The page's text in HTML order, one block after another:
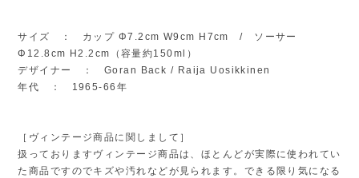
サイズ ： カップ Φ7.2cm W9cm H7cm / ソーサー
Φ12.8cm H2.2cm（容量約150ml）
デザイナー ： Goran Back / Raija Uosikkinen
年代 ： 1965-66年
［ヴィンテージ商品に関しまして］
扱っておりますヴィンテージ商品は、ほとんどが実際に使われてい
た商品ですのでキズや汚れなどが見られます。できる限り気になる